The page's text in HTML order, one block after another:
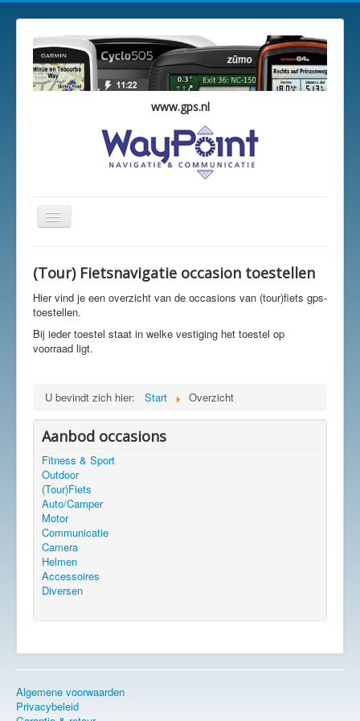
www.gps.nl
Schakelen
navigatie
Overzicht
Winkelwagen
Vestigingen
(Tour) Fietsnavigatie occasion toestellen
Hier vind je een overzicht van de occasions van (tour)fiets gps-
toestellen.
Bij ieder toestel staat in welke vestiging het toestel op
voorraad ligt.
U bevindt zich hier: Start Overzicht
Aanbod occasions
Fitness & Sport
Outdoor
(Tour)Fiets
Auto/Camper
Motor
Communicatie
Camera
Helmen
Accessoires
Diversen
Algemene voorwaarden
Privacybeleid